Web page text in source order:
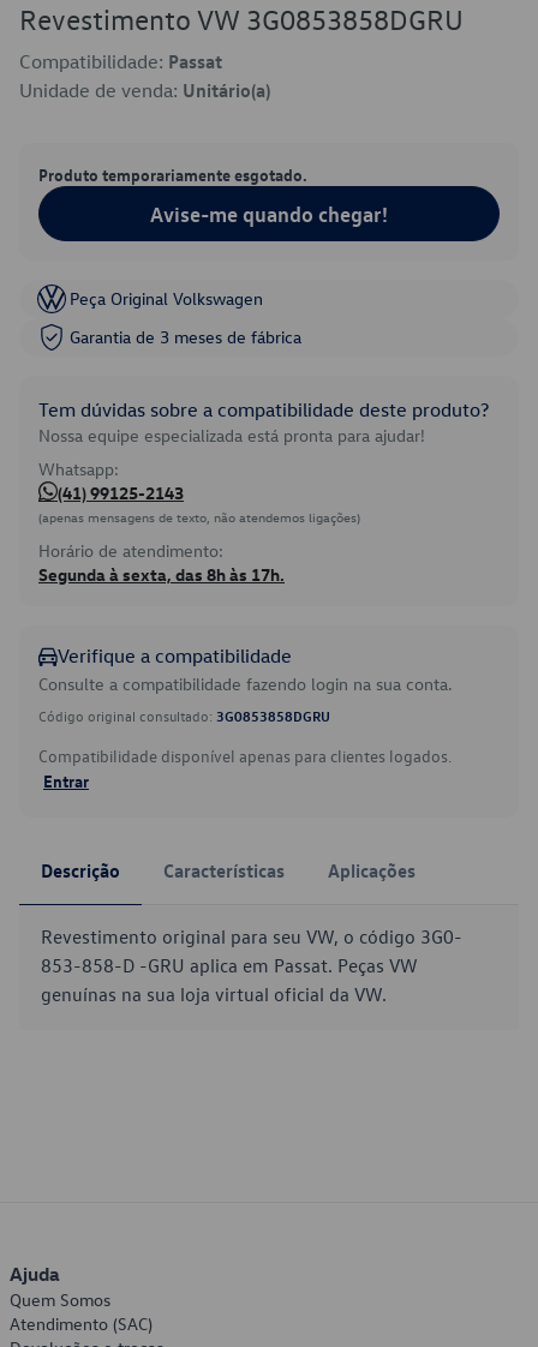
Revestimento VW 3G0853858DGRU
Compatibilidade: Passat
Unidade de venda: Unitário(a)
Produto temporariamente esgotado.
Avise-me quando chegar!
Peça Original Volkswagen
Garantia de 3 meses de fábrica
Tem dúvidas sobre a compatibilidade deste produto?
Nossa equipe especializada está pronta para ajudar!
Whatsapp:
(41) 99125-2143
(apenas mensagens de texto, não atendemos ligações)
Horário de atendimento:
Segunda à sexta, das 8h às 17h.
Verifique a compatibilidade
Consulte a compatibilidade fazendo login na sua conta.
Código original consultado: 3G0853858DGRU
Compatibilidade disponível apenas para clientes logados.
Entrar
Descrição Características Aplicações
Revestimento original para seu VW, o código 3G0-
853-858-D -GRU aplica em Passat. Peças VW
genuínas na sua loja virtual oficial da VW.
Ajuda
Quem Somos
Atendimento (SAC)